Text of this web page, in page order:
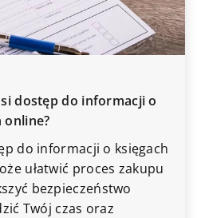
dostęp do informacji o
online?
do informacji o księgach
ułatwić proces zakupu
bezpieczeństwo
Twój czas oraz